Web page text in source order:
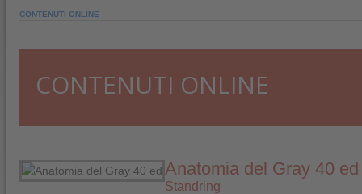
CONTENUTI ONLINE
CONTENUTI ONLINE
Anatomia del Gray 40 ed
Standring